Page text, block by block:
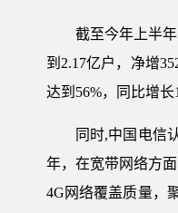
截至今年上半
到2.17亿户，净增
达到56%，同比增
同时,中国电信
年，在宽带网络方
4G网络覆盖质量，